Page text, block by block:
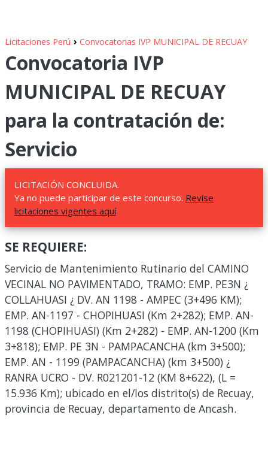
Licitaciones Perú › Convocatorias IVP MUNICIPAL DE RECUAY
Convocatoria IVP
MUNICIPAL DE RECUAY
para la contratación de:
Servicio
LICITACIÓN CONCLUIDA.
Ya no puede participar de este concurso. Revise
licitaciones vigentes aquí
SE REQUIERE:
Servicio de Mantenimiento Rutinario del CAMINO
VECINAL NO PAVIMENTADO, TRAMO: EMP. PE3N ¿
COLLAHUASI ¿ DV. AN 1198 - AMPEC (3+496 KM);
EMP. AN-1197 - CHOPIHUASI (Km 2+282); EMP. AN-
1198 (CHOPIHUASI) (Km 2+282) - EMP. AN-1200 (Km
3+818); EMP. PE 3N - PAMPACANCHA (km 3+500);
EMP. AN - 1199 (PAMPACANCHA) (km 3+500) ¿
RANRA UCRO - DV. R021201-12 (KM 8+622), (L =
15.936 Km); ubicado en el/los distrito(s) de Recuay,
provincia de Recuay, departamento de Ancash.